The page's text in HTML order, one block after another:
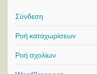
Σύνδεση
Ροή καταχωρίσεων
Ροή σχολίων